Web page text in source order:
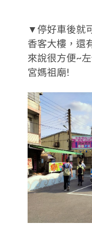
▼停好車後就
香客大樓，還
來說很方便~
宮媽祖廟!